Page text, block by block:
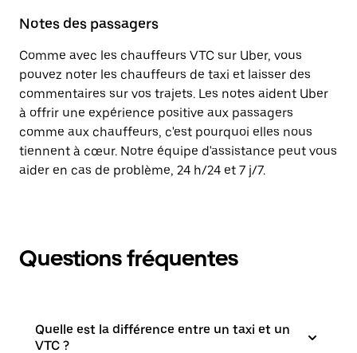
Notes des passagers
Comme avec les chauffeurs VTC sur Uber, vous
pouvez noter les chauffeurs de taxi et laisser des
commentaires sur vos trajets. Les notes aident Uber
à offrir une expérience positive aux passagers
comme aux chauffeurs, c'est pourquoi elles nous
tiennent à cœur. Notre équipe d'assistance peut vous
aider en cas de problème, 24 h/24 et 7 j/7.
Questions fréquentes
Quelle est la différence entre un taxi et un
VTC ?